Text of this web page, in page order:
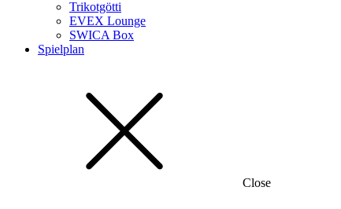
Trikotgötti
EVEX Lounge
SWICA Box
Spielplan
Close